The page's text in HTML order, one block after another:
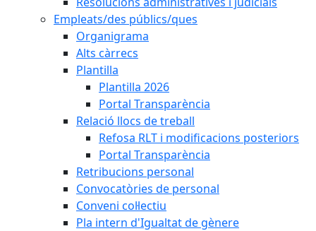
Empleats/des públics/ques
Organigrama
Alts càrrecs
Plantilla
Plantilla 2026
Portal Transparència
Relació llocs de treball
Refosa RLT i modificacions posteriors
Portal Transparència
Retribucions personal
Convocatòries de personal
Conveni col·lectiu
Pla intern d'Igualtat de gènere